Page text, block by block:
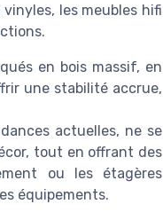
les meubles hifi
en bois massif, en
une stabilité accrue,
actuelles, ne se
tout en offrant des
ou les étagères
équipements.